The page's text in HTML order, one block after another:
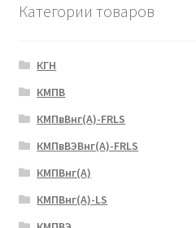
Категории товаров
КГН
КМПВ
КМПвВнг(А)-FRLS
КМПвВЭВнг(А)-FRLS
КМПВнг(А)
КМПВнг(А)-LS